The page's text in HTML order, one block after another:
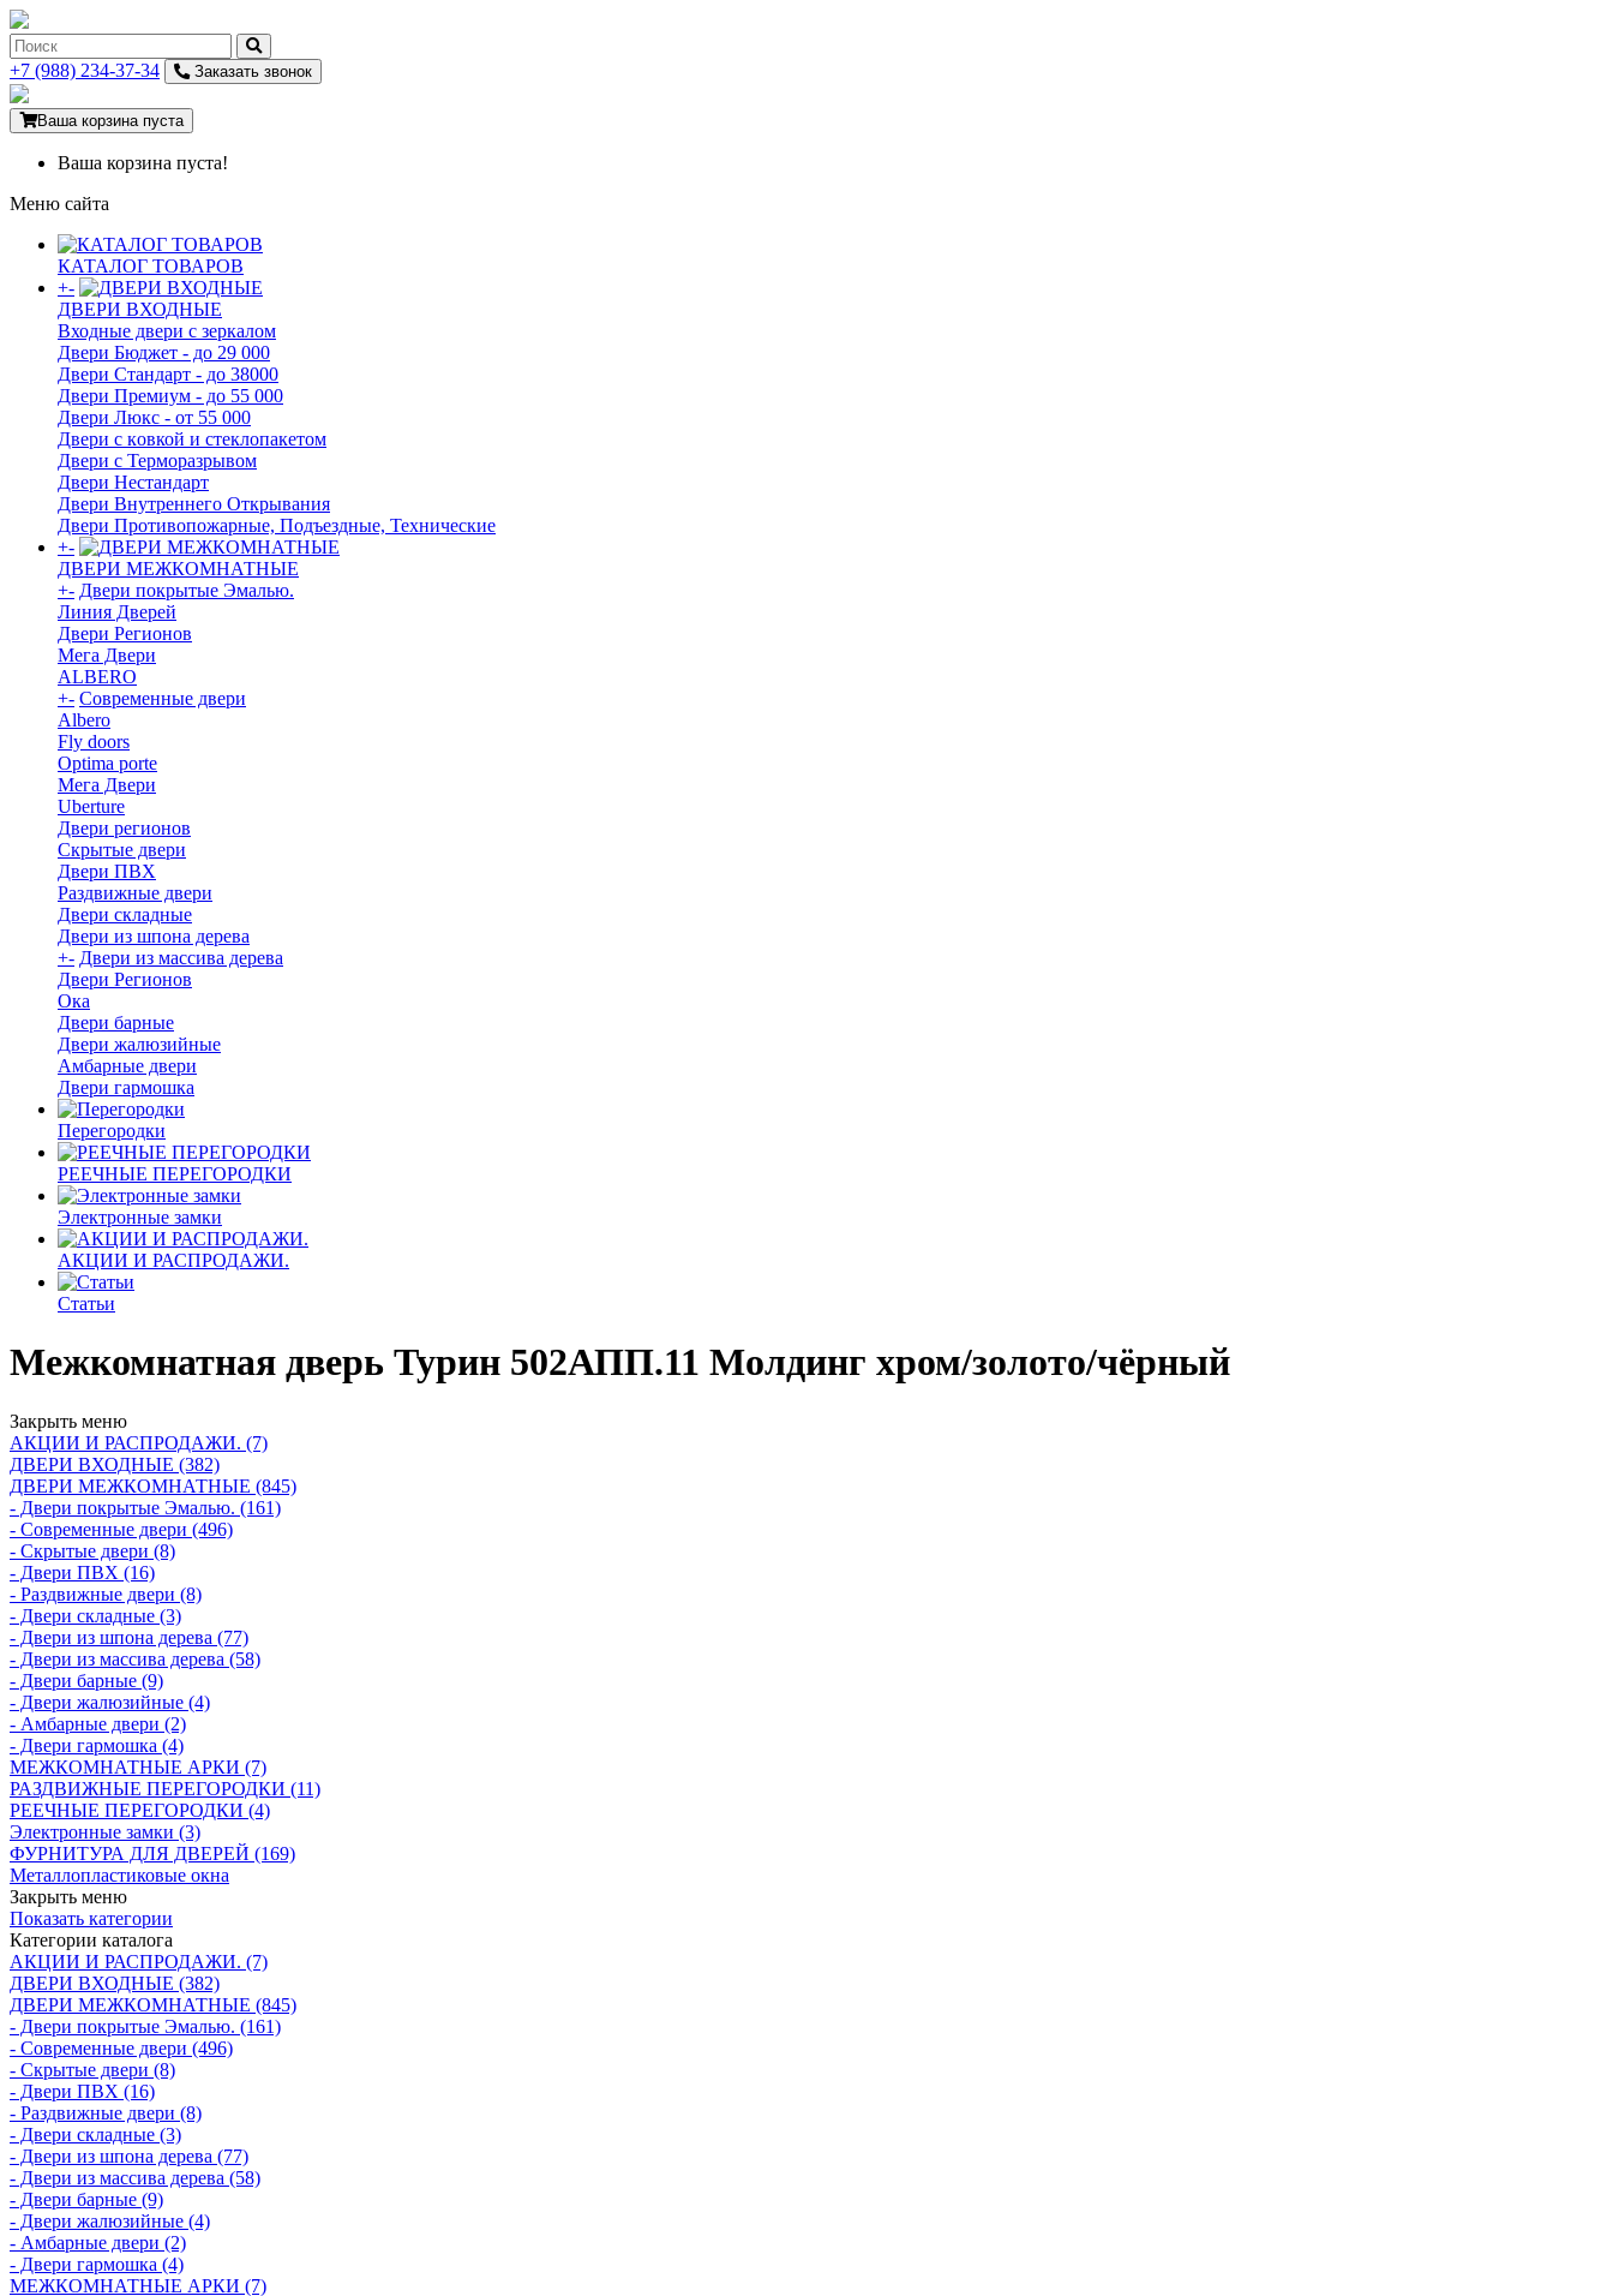
+7 (988) 234-37-34 Заказать звонок
Ваша корзина пуста
Ваша корзина пуста!
Меню сайта
КАТАЛОГ ТОВАРОВ
+-
ДВЕРИ ВХОДНЫЕ
Входные двери с зеркалом
Двери Бюджeт - до 29 000
Двери Стaндaрт - до 38000
Двери Прeмиум - до 55 000
Двери Люкс - от 55 000
Двери с кoвкой и стеклопакетом
Двери с Терморазрывом
Двери Нecтaндaрт
Двери Внутреннего Открывания
Двери Противопожарные, Подъездные, Технические
+-
ДВЕРИ МЕЖКОМНАТНЫЕ
+- Двери покрытые Эмалью.
Линия Дверей
Двери Регионов
Мега Двери
ALBERO
+- Современные двери
Albero
Fly doors
Optima porte
Мега Двери
Uberture
Двери регионов
Скрытые двери
Двери ПВХ
Раздвижные двери
Двери складные
Двери из шпона дерева
+- Двери из массива дерева
Двери Регионов
Ока
Двери барные
Двери жалюзийные
Амбарные двери
Двери гармошка
Перегородки
РЕЕЧНЫЕ ПЕРЕГОРОДКИ
Электронные замки
АКЦИИ И РАСПРОДАЖИ.
Статьи
Межкомнатная дверь Турин 502АПП.11 Молдинг хром/золото/чёрный
Закрыть меню
АКЦИИ И РАСПРОДАЖИ. (7)
ДВЕРИ ВХОДНЫЕ (382)
ДВЕРИ МЕЖКОМНАТНЫЕ (845)
- Двери покрытые Эмалью. (161)
- Современные двери (496)
- Скрытые двери (8)
- Двери ПВХ (16)
- Раздвижные двери (8)
- Двери складные (3)
- Двери из шпона дерева (77)
- Двери из массива дерева (58)
- Двери барные (9)
- Двери жалюзийные (4)
- Амбарные двери (2)
- Двери гармошка (4)
МЕЖКОМНАТНЫЕ АРКИ (7)
РАЗДВИЖНЫЕ ПЕРЕГОРОДКИ (11)
РЕЕЧНЫЕ ПЕРЕГОРОДКИ (4)
Электронные замки (3)
ФУРНИТУРА ДЛЯ ДВЕРЕЙ (169)
Металлопластиковые окна
Закрыть меню
Показать категории
Категории каталога
АКЦИИ И РАСПРОДАЖИ. (7)
ДВЕРИ ВХОДНЫЕ (382)
ДВЕРИ МЕЖКОМНАТНЫЕ (845)
- Двери покрытые Эмалью. (161)
- Современные двери (496)
- Скрытые двери (8)
- Двери ПВХ (16)
- Раздвижные двери (8)
- Двери складные (3)
- Двери из шпона дерева (77)
- Двери из массива дерева (58)
- Двери барные (9)
- Двери жалюзийные (4)
- Амбарные двери (2)
- Двери гармошка (4)
МЕЖКОМНАТНЫЕ АРКИ (7)